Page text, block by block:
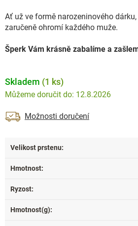
Ať už ve formě narozeninového
zaručeně ohromí každého muže.
Šperk Vám krásně zabalíme a
Skladem (1 ks)
12.8.2026
Možnosti doručení
Velikost prstenu:
Hmotnost:
Ryzost:
Hmotnost(g):